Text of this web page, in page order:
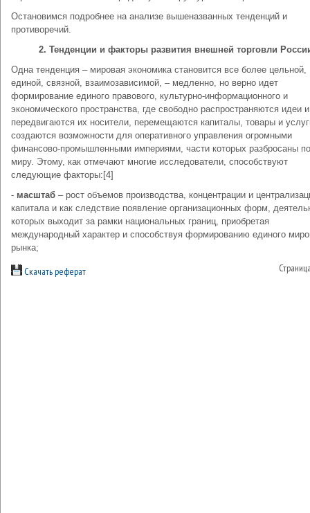
Остановимся подробнее на анализе вышеназванных тенденций и
противоречий.
2. Тенденции и факторы развития внешней торговли
Одна тенденция – мировая экономика становится все более цельной,
единой, связной, взаимозависимой, – медленно, но верно идет
формирование единого правового, культурно-информационного и
экономического пространства, где свободно распространяются идеи и
передвигаются их носители, перемещаются капиталы, товары и
создаются возможности для оперативного управления огромными
финансово-промышленными империями, части которых разбросаны
миру. Этому, как отмечают многие исследователи, способствуют
следующие факторы:[4]
- масштаб – рост объемов производства, концентрации и
капитала и как следствие появление организационных форм,
которых выходит за рамки национальных границ, приобретая
международный характер и способствуя формированию единого
рынка;
Скачать реферат